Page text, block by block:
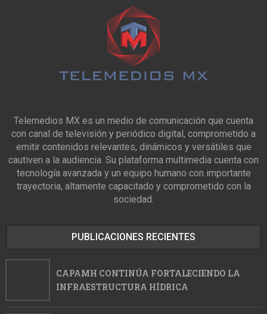
Telemedios MX es un medio de comunicación que cuenta
con canal de televisión y periódico digital, comprometido a
emitir contenidos relevantes, dinámicos y versátiles que
cautiven a la audiencia. Su plataforma multimedia cuenta con
tecnología avanzada y un equipo humano con importante
trayectoria, altamente capacitado y comprometido con la
sociedad.
PUBLICACIONES RECIENTES
CAPAMH CONTINÚA FORTALECIENDO LA
INFRAESTRUCTURA HÍDRICA